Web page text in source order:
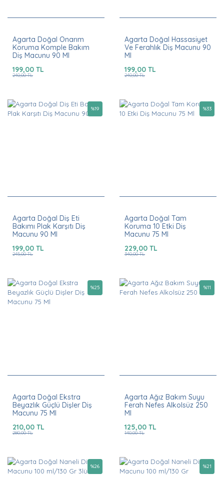
Agarta Doğal Onarım
Koruma Komple Bakım
Diş Macunu 90 Ml
199,00 TL
240,00 TL
Agarta Doğal Hassasiyet
Ve Ferahlık Diş Macunu 90
Ml
199,00 TL
240,00 TL
Agarta Doğal Diş Eti
Bakımı Plak Karşıtı Diş
Macunu 90 Ml
%19
199,00 TL
245,00 TL
Agarta Doğal Tam
Koruma 10 Etki Diş
Macunu 75 Ml
%33
229,00 TL
340,00 TL
Agarta Doğal Ekstra
Beyazlık Güçlü Dişler Diş
Macunu 75 Ml
%25
210,00 TL
280,00 TL
Agarta Ağız Bakım Suyu
Ferah Nefes Alkolsüz 250
Ml
%11
125,00 TL
140,00 TL
%26 %21